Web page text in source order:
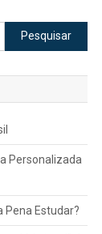
Pesquisar
por:
Personalizada
Pena Estudar?